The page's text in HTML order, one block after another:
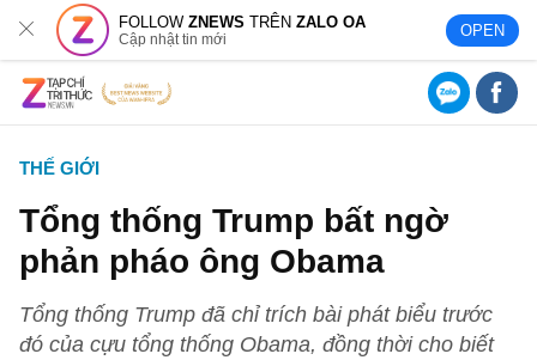
FOLLOWZNEWS TRÊNZALO OA
Cập nhật tin mới OPEN
THẾ GIỚI
Tổng thống Trump bất ngờ
phản pháo ông Obama
Tổng thống Trump đã chỉ trích bài phát biểu trước
đó của cựu tổng thống Obama, đồng thời cho biết